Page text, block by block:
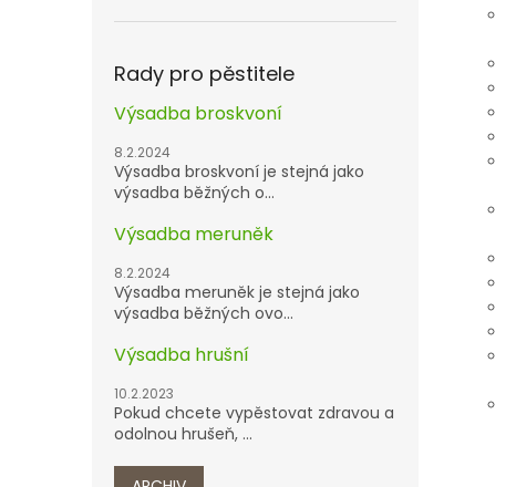
Rady pro pěstitele
Výsadba broskvoní
8.2.2024
Výsadba broskvoní je stejná jako
výsadba běžných o...
Výsadba meruněk
8.2.2024
Výsadba meruněk je stejná jako
výsadba běžných ovo...
Výsadba hrušní
10.2.2023
Pokud chcete vypěstovat zdravou a
odolnou hrušeň, ...